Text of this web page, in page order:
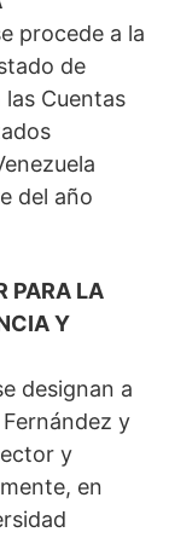
procede a la
de
las Cuentas
del año
PARA LA
Y
designan a
y
y
en